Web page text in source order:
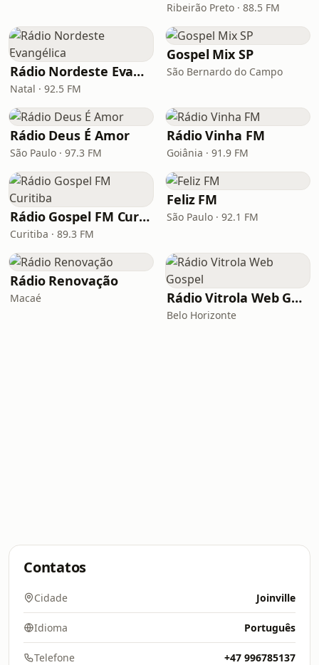
Ribeirão Preto · 88.5 FM
Rádio Nordeste Evangélica
Natal · 92.5 FM
Gospel Mix SP
São Bernardo do Campo
Rádio Deus É Amor
São Paulo · 97.3 FM
Rádio Vinha FM
Goiânia · 91.9 FM
Rádio Gospel FM Curitiba
Curitiba · 89.3 FM
Feliz FM
São Paulo · 92.1 FM
Rádio Renovação
Macaé Rádio Vitrola Web Gospel
Belo Horizonte
Contatos
Cidade Joinville
Idioma Português
Telefone +47 996785137